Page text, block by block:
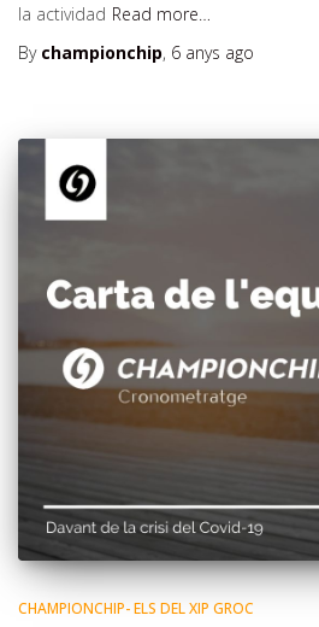
la actividad Read more…
By championchip, 6 anys ago
CHAMPIONCHIP- ELS DEL XIP GROC